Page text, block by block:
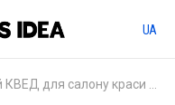
UA
салону краси та перукарні у 2026: коди, групи, нюанси